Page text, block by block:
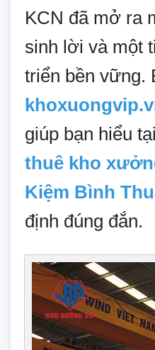
KCN đã mở ra
sinh lời và một
triển bền vững.
giúp bạn hiểu
thuê kho
Kiệm Bình
định đúng đắn.